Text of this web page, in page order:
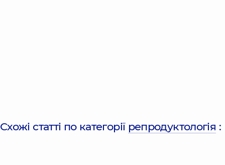
Схожі статті по категорії репродуктологія :